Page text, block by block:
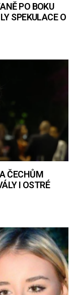
PO BOKU
SPEKULACE O
ČECHŮM
I OSTRÉ